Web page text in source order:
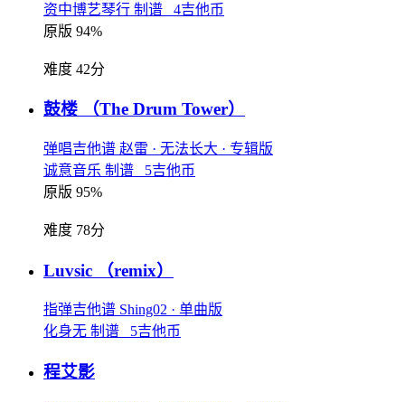
资中博艺琴行 制谱 4吉他币
原版 94%
难度 42分
鼓楼 （The Drum Tower）
弹唱吉他谱 赵雷 · 无法长大 · 专辑版
诚意音乐 制谱 5吉他币
原版 95%
难度 78分
Luvsic （remix）
指弹吉他谱 Shing02 · 单曲版
化身无 制谱 5吉他币
程艾影